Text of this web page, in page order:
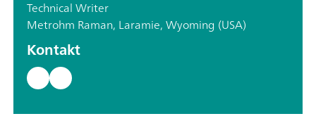
Technical Writer
Metrohm Raman, Laramie, Wyoming (USA)
Kontakt